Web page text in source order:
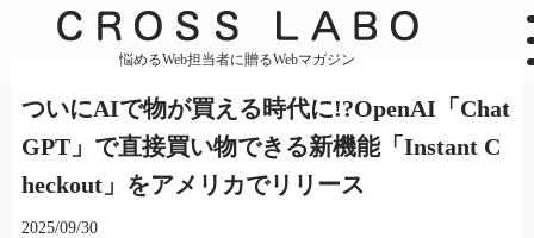
悩めるWeb担当者に贈るWebマガジン
ついにAIで物が買える時代に!?OpenAI「Chat
GPT」で直接買い物できる新機能「Instant C
heckout」をアメリカでリリース
2025/09/30